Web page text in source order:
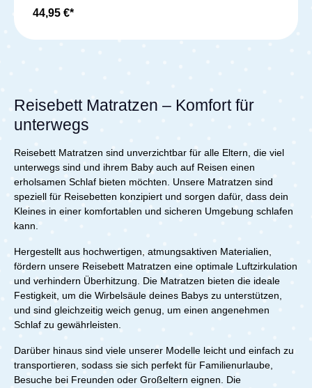
Ventilationskanälen sorgt sie für ein perfektes
Schlafklima. Der zweischichtige Aufbau – sanfte
Handgefertigt in Deutschland und geprüft nach OEKO-
TEX Standard 100, ist die Matratze frei von
Schadstoffen und sorgt für sicheren, gesunden
Bollerwagenmatratze Dr. Lübbe Premium 75x40 cm
44,95 €*
Reisebett Matratzen – Komfort für
unterwegs
Reisebett Matratzen sind unverzichtbar für alle Eltern, die viel
unterwegs sind und ihrem Baby auch auf Reisen einen
erholsamen Schlaf bieten möchten. Unsere Matratzen sind
speziell für Reisebetten konzipiert und sorgen dafür, dass dein
Kleines in einer komfortablen und sicheren Umgebung schlafen
kann.
Hergestellt aus hochwertigen, atmungsaktiven Materialien,
fördern unsere Reisebett Matratzen eine optimale Luftzirkulation
und verhindern Überhitzung. Die Matratzen bieten die ideale
Festigkeit, um die Wirbelsäule deines Babys zu unterstützen,
und sind gleichzeitig weich genug, um einen angenehmen
Schlaf zu gewährleisten.
Darüber hinaus sind viele unserer Modelle leicht und einfach zu
transportieren, sodass sie sich perfekt für Familienurlaube,
Besuche bei Freunden oder Großeltern eignen. Die